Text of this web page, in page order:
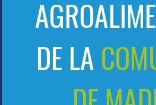
DE LA